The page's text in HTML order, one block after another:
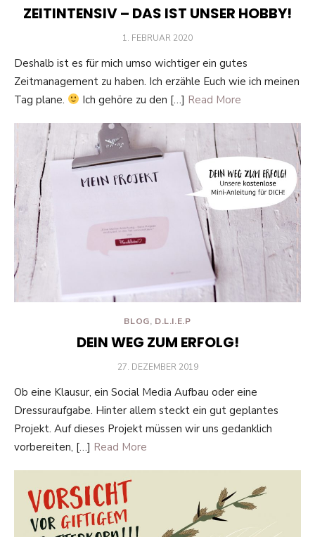
ZEITINTENSIV – DAS IST UNSER HOBBY!
POSTED
1. FEBRUAR 2020
Deshalb ist es für mich umso wichtiger ein gutes
Zeitmanagement zu haben. Ich erzähle Euch wie ich meinen
Tag plane.
Ich gehöre zu den […] Read More
BLOG, D.L.I.E.P
DEIN WEG ZUM ERFOLG!
POSTED
27. DEZEMBER 2019
Ob eine Klausur, ein Social Media Aufbau oder eine
Dressuraufgabe. Hinter allem steckt ein gut geplantes
Projekt. Auf dieses Projekt müssen wir uns gedanklich
vorbereiten, […] Read More